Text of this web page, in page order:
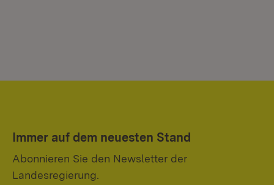
Immer auf dem neuesten Stand
Abonnieren Sie den Newsletter der
Landesregierung.